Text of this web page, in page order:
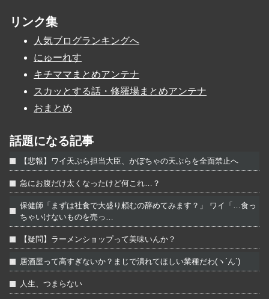
リンク集
人気ブログランキングへ
にゅーれす
キチママまとめアンテナ
スカッとする話・修羅場まとめアンテナ
おまとめ
話題になる記事
【悲報】ワイ天ぷら担当大臣、かぼちゃの天ぷらを全面禁止へ
急にお腹だけ太くなったけど何これ…？
保健師「まずは社食で大盛り頼むの辞めてみます？」 ワイ「…食っ
ちゃいけないものを売っ…
【疑問】ラーメンショップって美味いんか？
居酒屋って高すぎないか？まじで潰れてほしい業種だわ(ヽ´ん`)
人生、つまらない